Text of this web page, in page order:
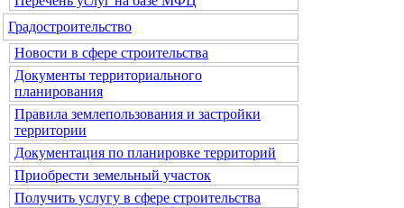
Градостроительство
Новости в сфере строительства
Документы территориального
планирования
Правила землепользования и застройки
территории
Документация по планировке территорий
Приобрести земельный участок
Получить услугу в сфере строительства